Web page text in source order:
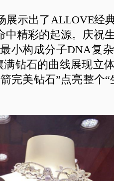
展示出了ALLOVE经
中精彩的起源。庆祝
小构成分子DNA复
满钻石的曲线展现立
完美钻石”点亮整个